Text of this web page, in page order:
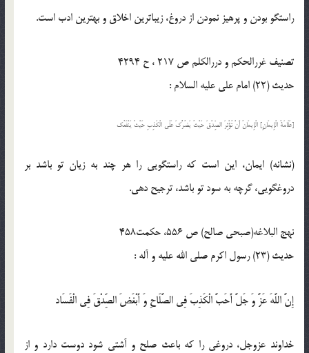
راستگو بودن و پرهيز نمودن از دروغ، زيباترين اخلاق و بهترين ادب است.
تصنیف غررالحکم و دررالکلم ص 217 ، ح 4294
حدیث (22) امام على عليه السلام :
[عَلَامَةُ الْإِيمَانِ‏] الْإِيمَانُ أَنْ تُؤْثِرَ الصِّدْقَ حَيْثُ يَضُرُّكَ عَلَى الْكَذِبِ حَيْثُ يَنْفَعُك‏
(نشانه) ايمان، اين است كه راستگويى را هر چند به زيان تو باشد بر
دروغگويى، گرچه به سود تو باشد، ترجيح دهى.
نهج البلاغه(صبحی صالح) ص 556، حكمت458
حدیث (23) رسول اكرم صلى الله عليه و آله :
إِنَّ اللَّهَ عَزَّ وَ جَلَّ أَحَبَّ الْكَذِبَ فِي الصَّلَاحِ وَ أَبْغَضَ الصِّدْقَ فِي الْفَسَاد
خداوند عزوجل، دروغى را كه باعث صلح و آشتى شود دوست دارد و از